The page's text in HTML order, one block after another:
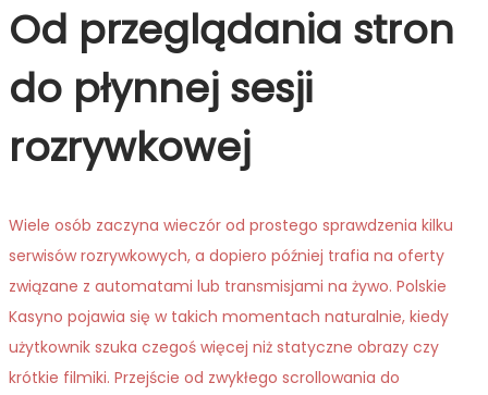
Od przeglądania stron
do płynnej sesji
rozrywkowej
Wiele osób zaczyna wieczór od prostego sprawdzenia kilku
serwisów rozrywkowych, a dopiero później trafia na oferty
związane z automatami lub transmisjami na żywo. Polskie
Kasyno pojawia się w takich momentach naturalnie, kiedy
użytkownik szuka czegoś więcej niż statyczne obrazy czy
krótkie filmiki. Przejście od zwykłego scrollowania do